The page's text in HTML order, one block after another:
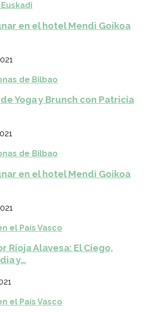
en el hotel Mendi Goikoa
de Bilbao
Yoga y Brunch con Patricia
de Bilbao
en el hotel Mendi Goikoa
el País Vasco
Rioja Alavesa: El Ciego,
y…
el País Vasco